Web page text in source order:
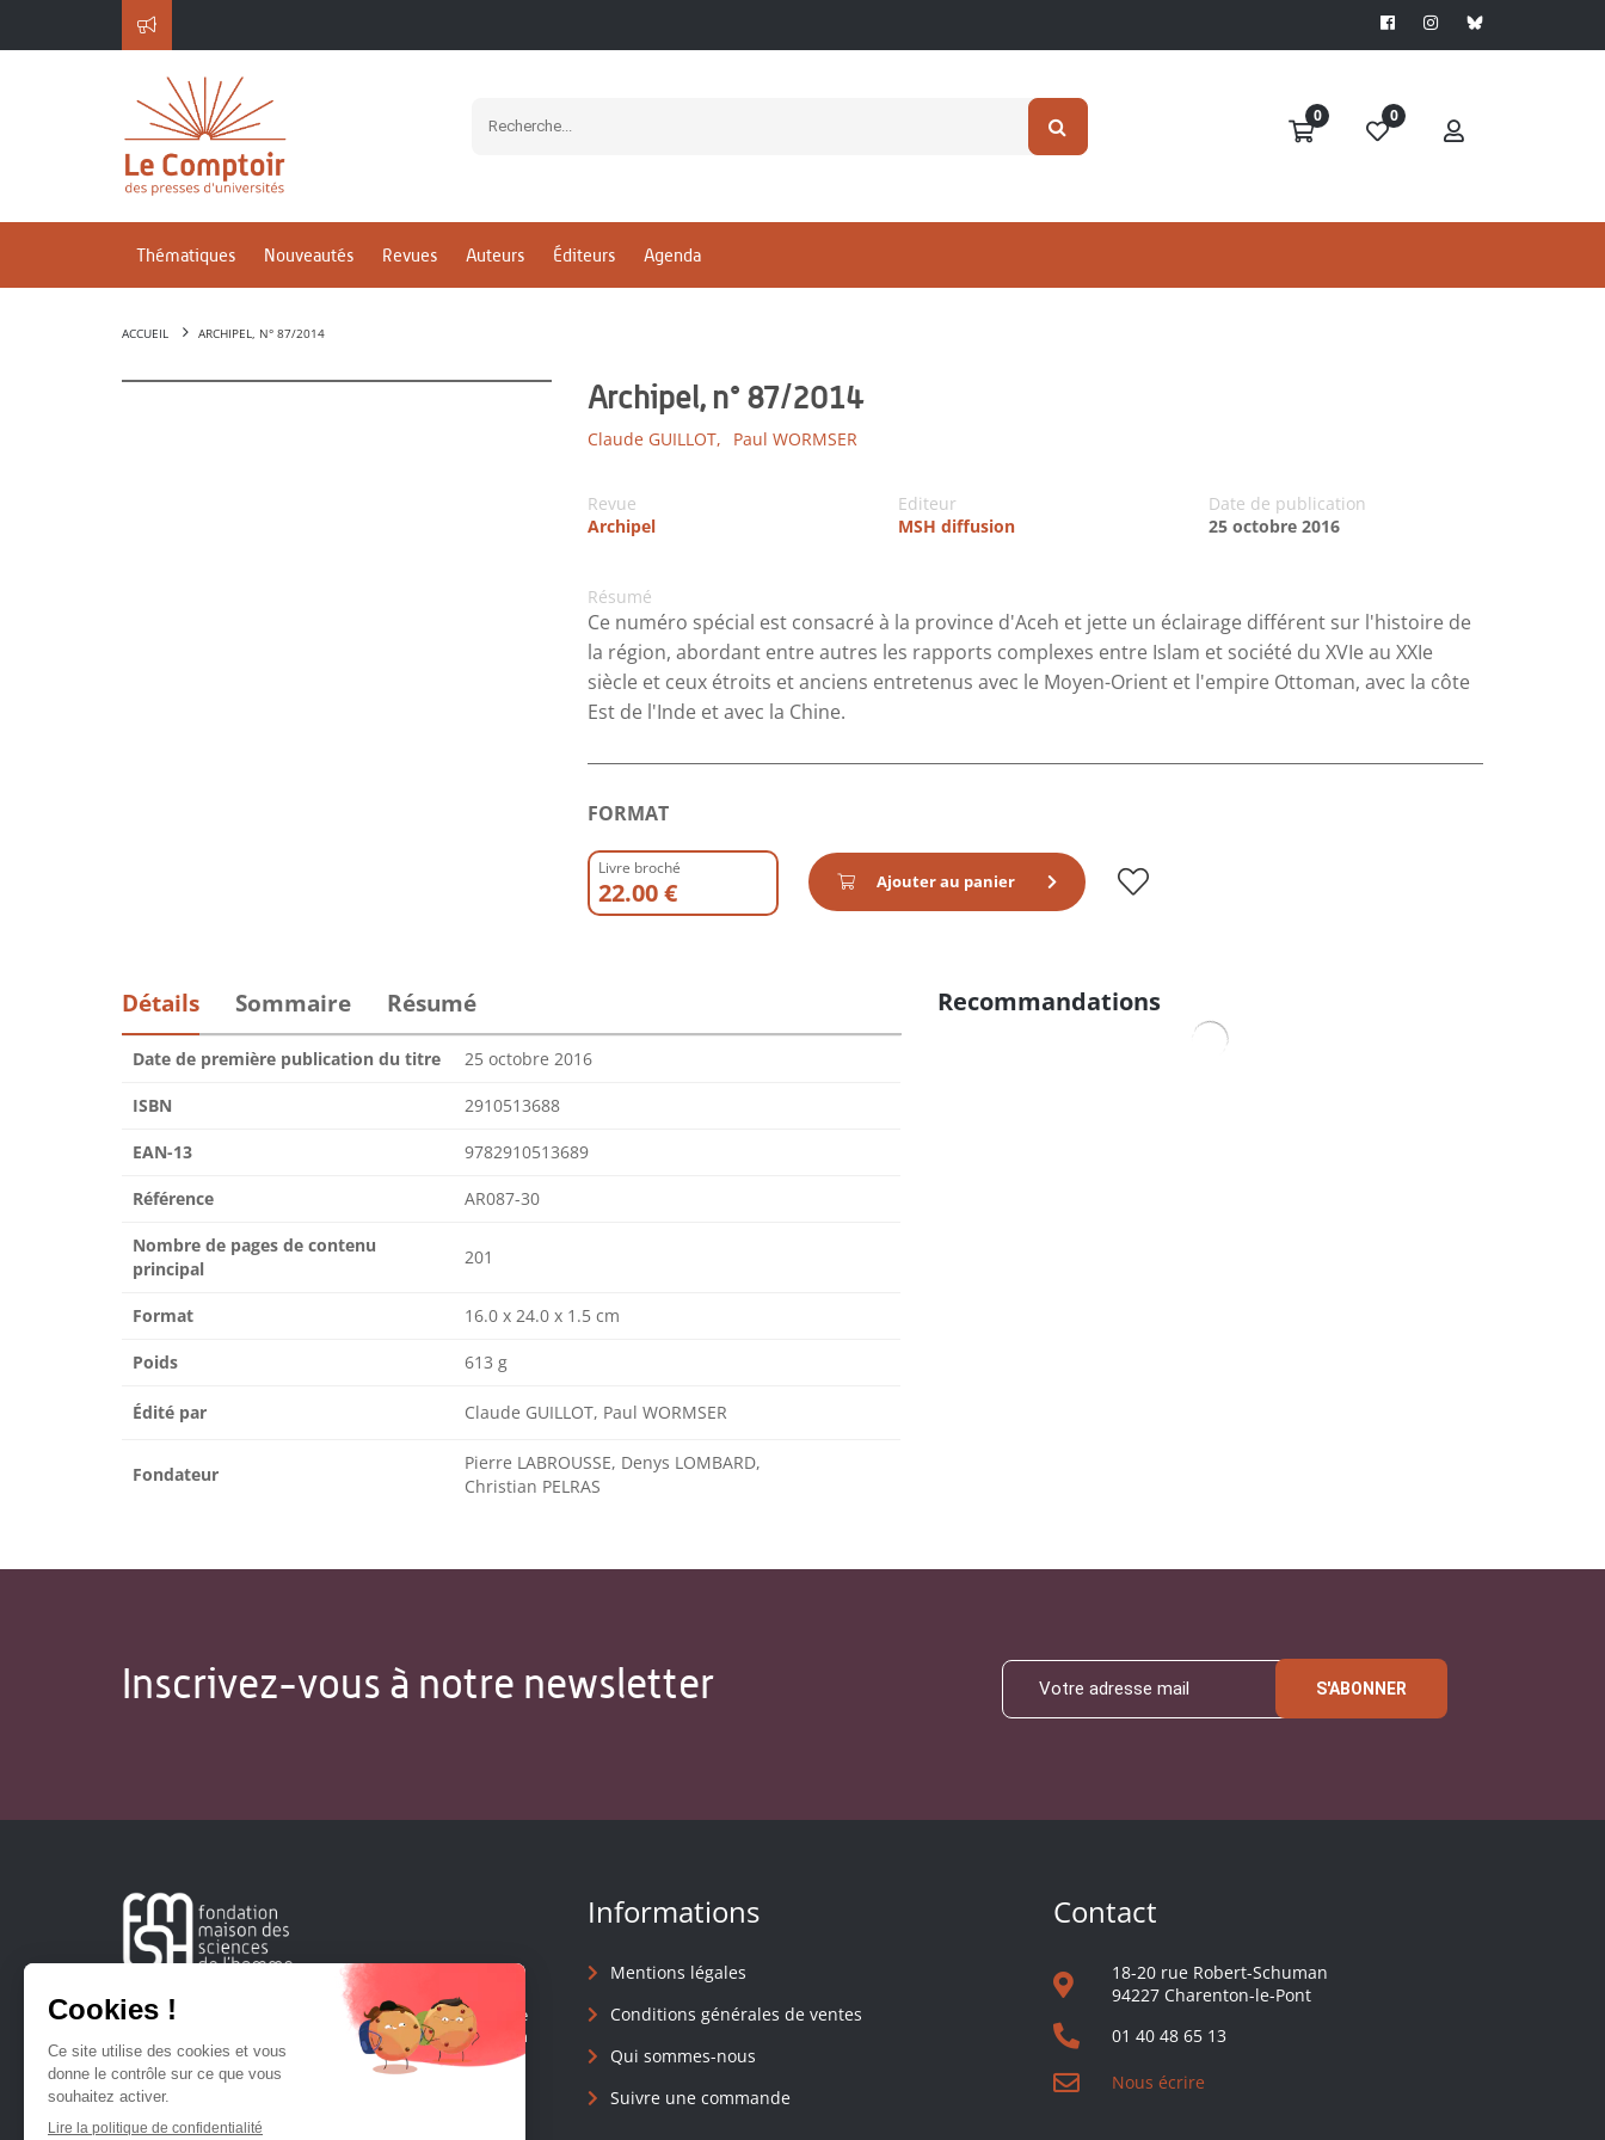
0 0
Thématiques Nouveautés Revues Auteurs Éditeurs Agenda
ACCUEIL ARCHIPEL, N° 87/2014
Archipel, n° 87/2014
Claude GUILLOT, Paul WORMSER
Revue
Archipel
Editeur
MSH diffusion
Date de publication
25 octobre 2016
Résumé
Ce numéro spécial est consacré à la province d'Aceh et jette un éclairage différent sur l'histoire de
la région, abordant entre autres les rapports complexes entre Islam et société du XVIe au XXIe
siècle et ceux étroits et anciens entretenus avec le Moyen-Orient et l'empire Ottoman, avec la côte
Est de l'Inde et avec la Chine.
FORMAT
Livre broché
22.00 € Ajouter au panier
Détails Sommaire Résumé
Date de première publication du titre 25 octobre 2016
ISBN 2910513688
EAN-13 9782910513689
Référence AR087-30
Nombre de pages de contenu
principal
201
Format 16.0 x 24.0 x 1.5 cm
Poids 613 g
Édité par Claude GUILLOT, Paul WORMSER
Fondateur
Pierre LABROUSSE, Denys LOMBARD,
Christian PELRAS
Recommandations
Inscrivez-vous à notre newsletter S'ABONNER
Créée en 1963, la Fondation Maison Sciences de l'Homme
soutient la recherche et la diffusion des connaissances en
sciences humaines et sociales.
Informations
Mentions légales
Conditions générales de ventes
Qui sommes-nous
Suivre une commande
Contact
18-20 rue Robert-Schuman
94227 Charenton-le-Pont
01 40 48 65 13
Nous écrire